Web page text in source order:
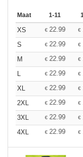
Maat 1-11
XS € 22.99 €
S
€ 22.99 €
M
€ 22.99 €
L
€ 22.99 €
XL
€ 22.99 €
2XL
€ 22.99 €
3XL
€ 22.99 €
4XL
€ 22.99 €